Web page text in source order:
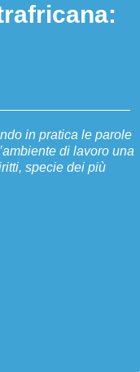
in pratica le parole
di lavoro una
specie dei più